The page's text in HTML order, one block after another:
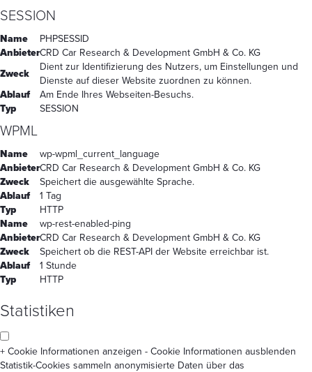
SESSION
Name
PHPSESSID
AnbieterCRD Car Research & Development GmbH & Co. KG
Zweck
Dient zur Identifizierung des Nutzers, um Einstellungen und
Dienste auf dieser Website zuordnen zu können.
Ablauf
Am Ende Ihres Webseiten-Besuchs.
Typ
SESSION
WPML
Name
wp-wpml_current_language
AnbieterCRD Car Research & Development GmbH & Co. KG
Zweck
Speichert die ausgewählte Sprache.
Ablauf
1 Tag
Typ
HTTP
Name
wp-rest-enabled-ping
AnbieterCRD Car Research & Development GmbH & Co. KG
Zweck
Speichert ob die REST-API der Website erreichbar ist.
Ablauf
1 Stunde
Typ
HTTP
Statistiken
+ Cookie Informationen anzeigen - Cookie Informationen ausblenden
Statistik-Cookies sammeln anonymisierte Daten über das